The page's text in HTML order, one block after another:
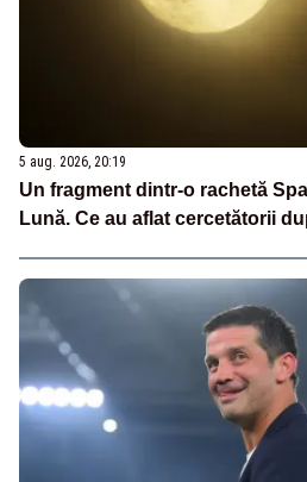
5 aug. 2026, 20:19
Un fragment dintr-o rachetă
Lună. Ce au aflat cercetătorii